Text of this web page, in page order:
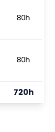
80h
80h
720h